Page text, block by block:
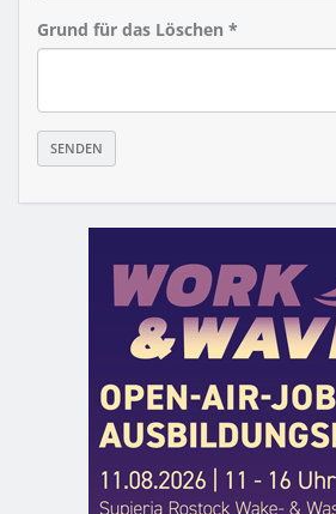
Grund für das Löschen *